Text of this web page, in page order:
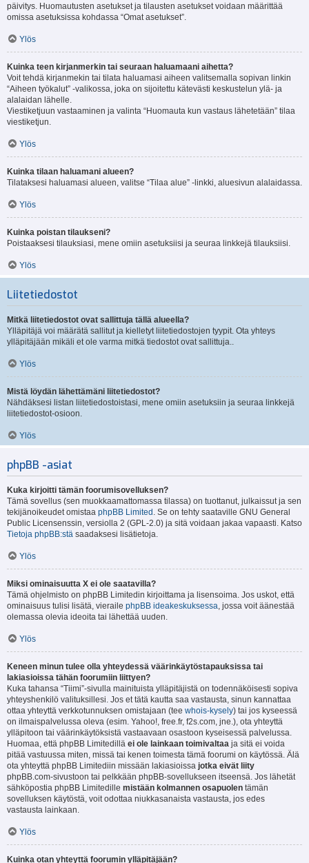
päivitys. Huomautusten asetukset ja tilausten asetukset voidaan määrittää
omissa asetuksissa kohdassa “Omat asetukset”.
Ylös
Kuinka teen kirjanmerkin tai seuraan haluamaani aihetta?
Voit tehdä kirjanmekin tai tilata haluamasi aiheen valitsemalla sopivan linkin
“Aiheen työkalut” -valikossa, joka on sijoitettu kätevästi keskustelun ylä- ja
alalaidan lähelle.
Viestiketjuun vastaaminen ja valinta “Huomauta kun vastaus lähetetään” tilaa
viestiketjun.
Ylös
Kuinka tilaan haluamani alueen?
Tilataksesi haluamasi alueen, valitse “Tilaa alue” -linkki, aluesivun alalaidassa.
Ylös
Kuinka poistan tilaukseni?
Poistaaksesi tilauksiasi, mene omiin asetuksiisi ja seuraa linkkejä tilauksiisi.
Ylös
Liitetiedostot
Mitkä liitetiedostot ovat sallittuja tällä alueella?
Ylläpitäjä voi määrätä sallitut ja kielletyt liitetiedostojen tyypit. Ota yhteys
ylläpitäjään mikäli et ole varma mitkä tiedostot ovat sallittuja..
Ylös
Mistä löydän lähettämäni liitetiedostot?
Nähdäksesi listan liitetiedostoistasi, mene omiin asetuksiin ja seuraa linkkejä
liitetiedostot-osioon.
Ylös
phpBB -asiat
Kuka kirjoitti tämän foorumisovelluksen?
Tämä sovellus (sen muokkaamattomassa tilassa) on tuottanut, julkaissut ja sen
tekijänoikeudet omistaa phpBB Limited . Se on tehty saataville GNU General
Public Licensenssin, versiolla 2 (GPL-2.0) ja sitä voidaan jakaa vapaasti. Katso
Tietoja phpBB:stä saadaksesi lisätietoja.
Ylös
Miksi ominaisuutta X ei ole saatavilla?
Tämä ohjelmisto on phpBB Limitedin kirjoittama ja lisensoima. Jos uskot, että
ominaisuus tulisi lisätä, vieraile phpBB ideakeskuksessa, jossa voit äänestää
olemassa olevia ideoita tai lähettää uuden.
Ylös
Keneen minun tulee olla yhteydessä väärinkäytöstapauksissa tai
lakiasioissa tähän foorumiin liittyen?
Kuka tahansa “Tiimi”-sivulla mainituista ylläpitäjistä on todennäköisesti sopiva
yhteyshenkilö valituksillesi. Jos et tätä kautta saa vastausta, sinun kannattaa
ottaa yhteyttä verkkotunnuksen omistajaan (tee whois-kysely) tai jos kyseessä
on ilmaispalvelussa oleva (esim. Yahoo!, free.fr, f2s.com, jne.), ota yhteyttä
ylläpitoon tai väärinkäytöksistä vastaavaan osastoon kyseisessä palvelussa.
Huomaa, että phpBB Limitedillä ei ole lainkaan toimivaltaa ja sitä ei voida
pitää vastuussa miten, missä tai kenen toimesta tämä foorumi on käytössä. Älä
ota yhteyttä phpBB Limitediin missään lakiasioissa jotka eivät liity
phpBB.com-sivustoon tai pelkkään phpBB-sovellukseen itseensä. Jos lähetät
sähköpostia phpBB Limitedille mistään kolmannen osapuolen tämän
sovelluksen käytöstä, voit odottaa niukkasanaista vastausta, jos edes
vastausta lainkaan.
Ylös
Kuinka otan yhteyttä foorumin ylläpitäjään?